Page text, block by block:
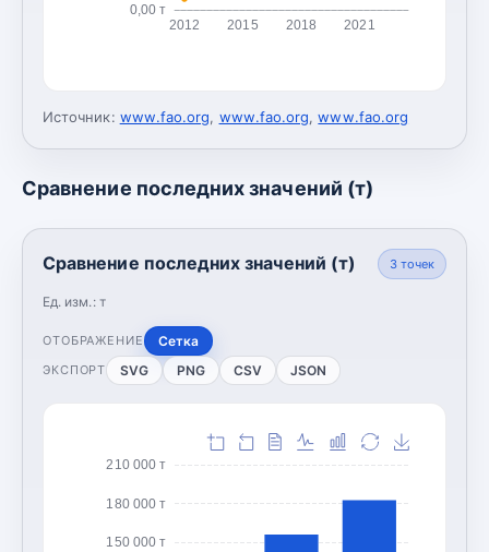
0,00 т
2012 2015 2018 2021
Источник: www.fao.org, www.fao.org,www.fao.org
Сравнение последних значений (т)
Сравнение последних значений (т)
Ед. изм.: т
3точек
ОТОБРАЖЕНИЕ Сетка
ЭКСПОРТ SVG PNG CSV JSON
150 000 т
180 000 т
210 000 т